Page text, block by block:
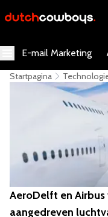
E-mail Marketing
Startpagina
AeroDelft en
aangedreven